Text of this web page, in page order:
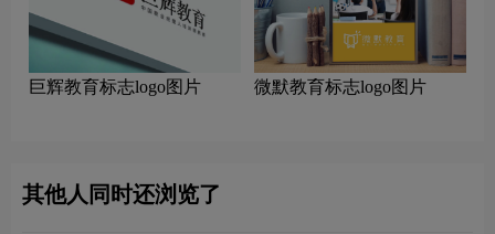
巨辉教育标志logo图片 微默教育标志logo图片
其他人同时还浏览了